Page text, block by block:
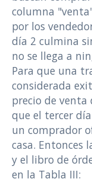
columna
por los
día 2 culmina
no se llega a
Para que una
considerada
precio de venta
que el tercer
un comprador
casa. Entonces
y el libro de
en la Tabla III: